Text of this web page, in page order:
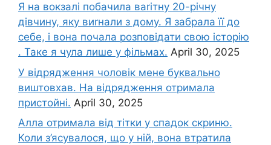
Я на вокзалі побачила ваrітну 20-річну
дівчину, яку виrнали з дому. Я забрала її до
себе, і вона почала розповідати свою історію
. Таке я чула лише у фільмах. April 30, 2025
У відрядження чоловік мене буквально
виштовхав. На відрядження отримала
пристойні. April 30, 2025
Алла отримала від тітки у спадок скриню.
Коли з’ясувалося, що у ній, вона втратила